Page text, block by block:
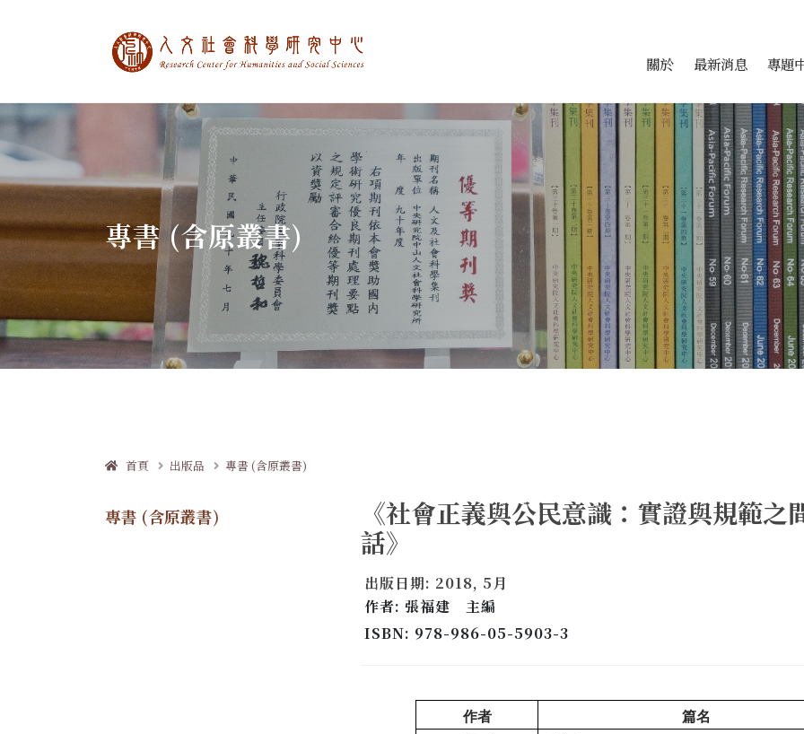
中央研究院人文社會科學研究中心 關於 最新消息 專題
:::
專書 (含原叢書)
首頁 出版品 專書 (含原叢書)
專書 (含原叢書)
《社會正義與公民意識：實證與規範之
話》
出版日期: 2018, 5月
作者: 張福建 主編
ISBN: 978-986-05-5903-3
作者
篇名